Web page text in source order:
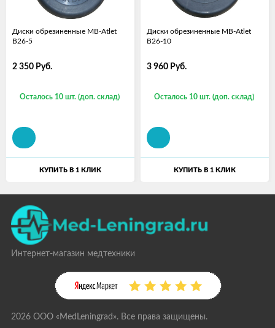
Диски обрезиненные MB-Atlet
B26-5
2 350 Руб.
Осталось 10 шт. (доп. склад)
КУПИТЬ В 1 КЛИК
Диски обрезиненные MB-Atlet
B26-10
3 960 Руб.
Осталось 10 шт. (доп. склад)
КУПИТЬ В 1 КЛИК
Интернет-магазин медтехники
2026 ООО «MedLeningrad». Все права защищены.